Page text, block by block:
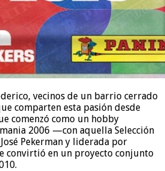
vecinos de un barrio cerrado
comparten esta pasión desde
comenzó como un hobby
2006 —con aquella Selección
Pekerman y liderada por
convirtió en un proyecto conjunto